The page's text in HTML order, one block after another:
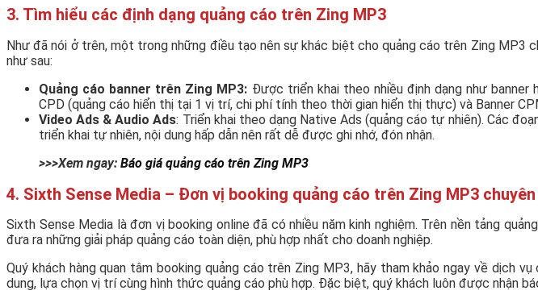
3. Tìm hiểu các định dạng quảng cáo trên Zing MP3
Như đã nói ở trên, một trong những điều tạo nên sự khác biệt cho quảng cáo trên Zing
như sau:
Quảng cáo banner trên Zing MP3: Được triển khai theo nhiều định dạng như banner
CPD (quảng cáo hiển thị tại 1 vị trí, chi phí tính theo thời gian hiển thị thực) và Banner
Video Ads & Audio Ads: Triển khai theo dạng Native Ads (quảng cáo tự nhiên). Các
triển khai tự nhiên, nội dung hấp dẫn nên rất dễ được ghi nhớ, đón nhận.
>>>Xem ngay: Báo giá quảng cáo trên Zing MP3
4. Sixth Sense Media – Đơn vị booking quảng cáo trên Zing MP3
Sixth Sense Media là đơn vị booking online đã có nhiều năm kinh nghiệm. Trên nền tảng
đưa ra những giải pháp quảng cáo toàn diện, phù hợp nhất cho doanh nghiệp.
Quý khách hàng quan tâm booking quảng cáo trên Zing MP3, hãy tham khảo ngay về dịch
dung, lựa chọn vị trí cùng hình thức quảng cáo phù hợp. Đặc biệt, quý khách luôn được nhận